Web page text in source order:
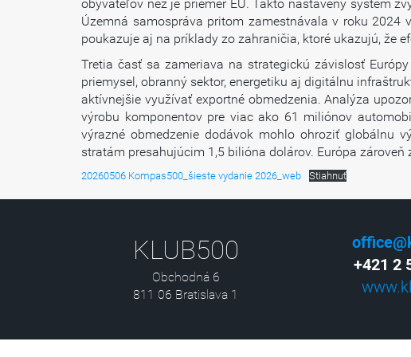
obyvateľov než je priemer EÚ. Takto nastavený systém
Územná samospráva pritom zamestnávala v roku
poukazuje aj na príklady zo zahraničia, ktoré ukazujú, že
Tretia časť sa zameriava na strategickú závislosť
priemysel, obranný sektor, energetiku aj digitálnu
aktívnejšie využívať exportné obmedzenia. Analýza
výrobu komponentov pre viac ako 61 miliónov
výrazné obmedzenie dodávok mohlo ohroziť globálnu
stratám presahujúcim 1,5 bilióna dolárov. Európa
20260506 Kompas500_šieste vydanie 2026_web Stiahnuť
KLUB500
Obchodná 6
811 06 Bratislava 1
+421 2